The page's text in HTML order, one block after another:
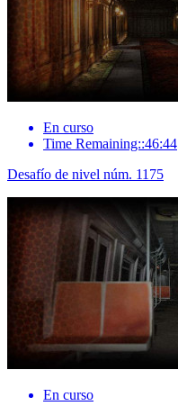
En curso
Time Remaining::46:44
Desafío de nivel núm. 1175
En curso